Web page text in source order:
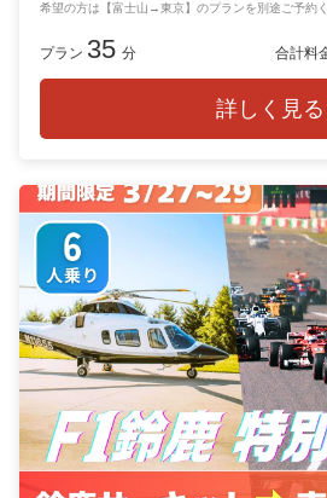
希望の方は【富士山→東京】のプランを別途ご予約く
プラン 35 分 合計料
詳しく見る